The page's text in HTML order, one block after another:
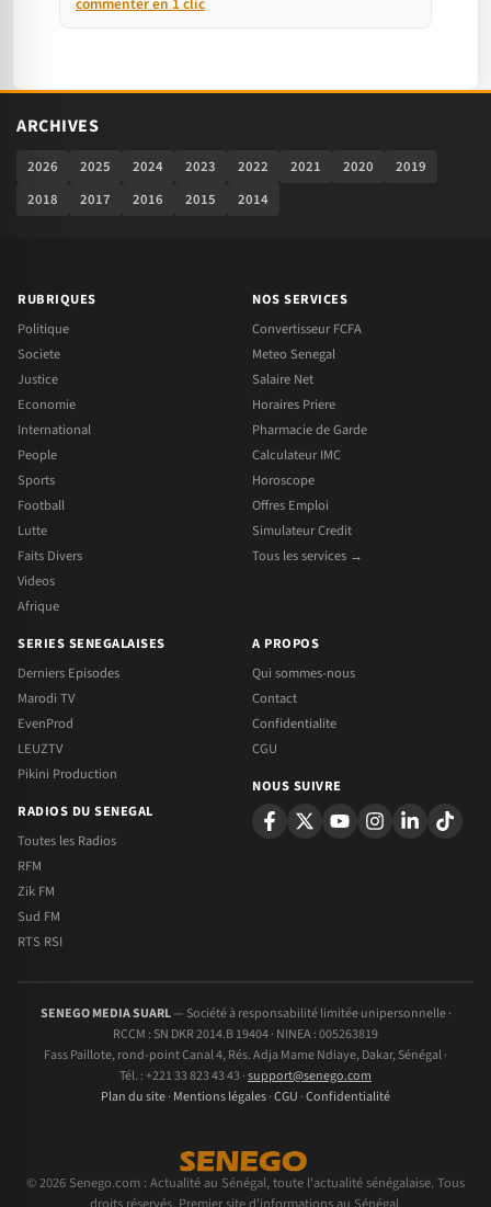
ARCHIVES
2026 2025 2024 2023 2022 2021 2020
2019
2018
2017 2016 2015 2014
RUBRIQUES
Politique
Societe
Justice
Economie
International
People
Sports
Football
Lutte
Faits Divers
Videos
Afrique
NOS SERVICES
Convertisseur FCFA
Meteo Senegal
Salaire Net
Horaires Priere
Pharmacie de Garde
Calculateur IMC
Horoscope
Offres Emploi
Simulateur Credit
Tous les services →
SERIES SENEGALAISES
Derniers Episodes
Marodi TV
EvenProd
LEUZTV
Pikini Production
RADIOS DU SENEGAL
Toutes les Radios
RFM
Zik FM
Sud FM
RTS RSI
A PROPOS
Qui sommes-nous
Contact
Confidentialite
CGU
NOUS SUIVRE
SENEGO MEDIA SUARL— Société à responsabilité limitée unipersonnelle ·
RCCM : SN DKR 2014.B 19404 · NINEA : 005263819
Fass Paillote, rond-point Canal 4, Rés. Adja Mame Ndiaye, Dakar, Sénégal ·
Tél. : +221 33 823 43 43 ·support@senego.com
Plan du site· Mentions légales·CGU ·Confidentialité
© 2026 Senego.com : Actualité au Sénégal, toute l'actualité sénégalaise. Tous